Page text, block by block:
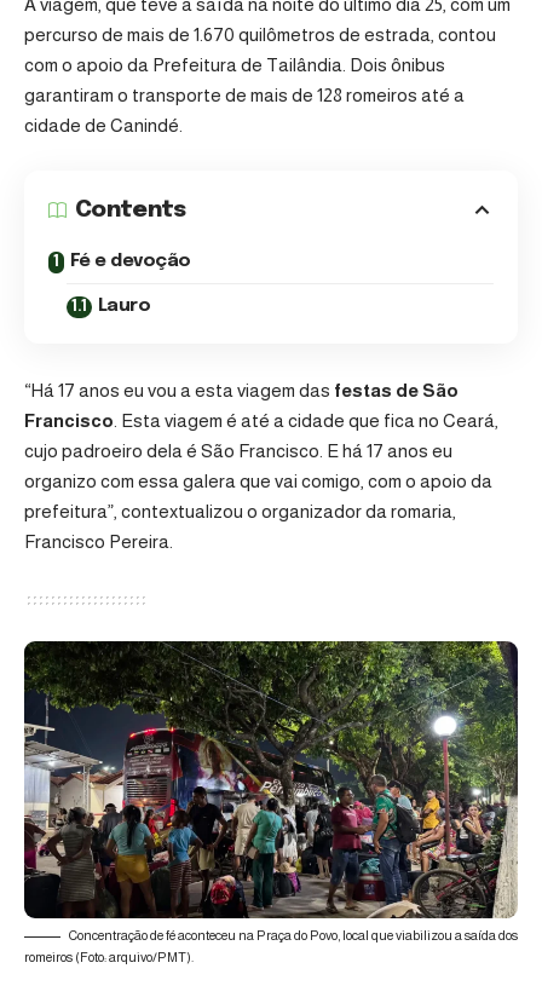
percurso de mais de 1.670 quilômetros de estrada, contou
com o apoio da Prefeitura de Tailândia . Dois ônibus
garantiram o transporte de mais de 128 romeiros até a
cidade de Canindé.
Contents
Fé e devoção
Lauro
“Há 17 anos eu vou a esta viagem das festas de São
Francisco . Esta viagem é até a cidade que fica no Ceará,
cujo padroeiro dela é São Francisco. E há 17 anos eu
organizo com essa galera que vai comigo, com o apoio da
prefeitura”, contextualizou o organizador da romaria,
Francisco Pereira.
Concentração de fé aconteceu na Praça do Povo, local que viabilizou a saída dos
romeiros (Foto: arquivo/PMT).